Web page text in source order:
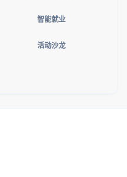
智能就业
活动沙龙